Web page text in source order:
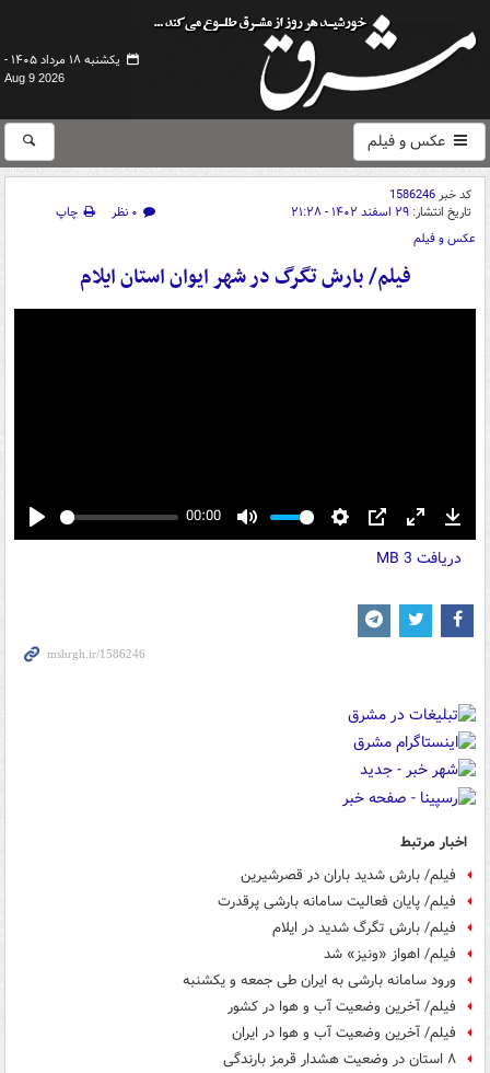
یکشنبه ۱۸ مرداد ۱۴۰۵ -
Aug 9 2026
عکس و فیلم
کد خبر1586246
تاریخ انتشار: ۲۹ اسفند ۱۴۰۲ - ۲۱:۲۸ ۰ نظر
چاپ
عکس و فیلم
فیلم/ بارش تگرگ در شهر ایوان استان ایلام
Play
00:00
Mute Settings
PIP Enter
fullscreen
دریافت 3 MB
اخبار مرتبط
فیلم/ بارش شدید باران در قصرشیرین
فیلم/ پایان فعالیت سامانه بارشی پرقدرت
فیلم/ بارش تگرگ شدید در ایلام
فیلم/ اهواز «ونیز» شد
ورود سامانه بارشی به ایران طی جمعه و یکشنبه
فیلم/ آخرین وضعیت آب و هوا در کشور
فیلم/ آخرین وضعیت آب‌ و هوا در ایران
۸ استان در وضعیت هشدار قرمز بارندگی